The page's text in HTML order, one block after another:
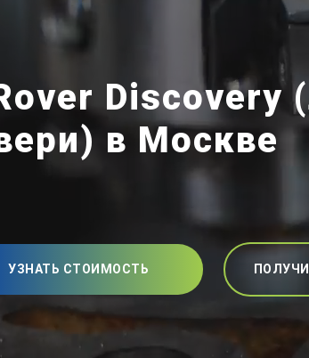
Discovery
в Москве
УЗНАТЬ СТОИМОСТЬ